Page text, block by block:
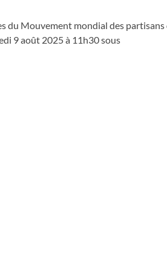
du Mouvement mondial des partisans
9 août 2025 à 11h30 sous